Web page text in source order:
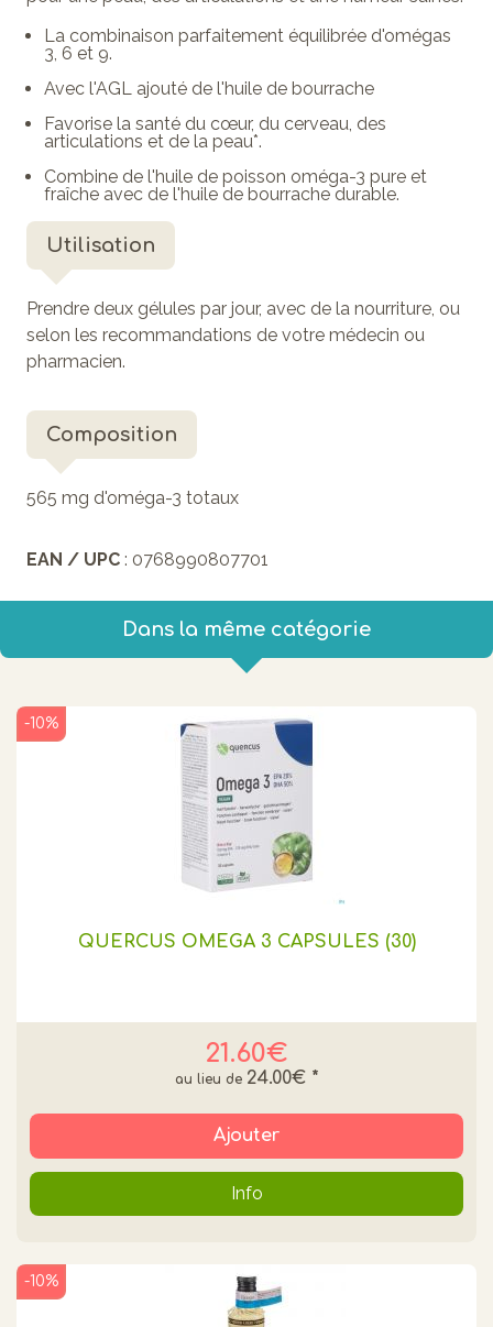
La combinaison parfaitement équilibrée d'omégas
3, 6 et 9.
Avec l'AGL ajouté de l'huile de bourrache
Favorise la santé du cœur, du cerveau, des
articulations et de la peau*.
Combine de l'huile de poisson oméga-3 pure et
fraîche avec de l'huile de bourrache durable.
Utilisation
Prendre deux gélules par jour, avec de la nourriture, ou
selon les recommandations de votre médecin ou
pharmacien.
Composition
565 mg d'oméga-3 totaux
EAN / UPC : 0768990807701
Dans la même catégorie
QUERCUS OMEGA 3 CAPSULES (30)
21.60€
-10%
24.00€ *
Ajouter
Info
-10%